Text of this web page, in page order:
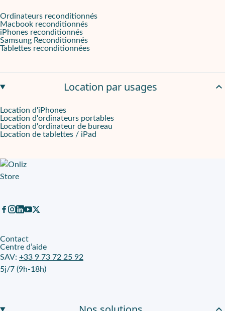
Ordinateurs reconditionnés
Macbook reconditionnés
iPhones reconditionnés
Samsung Reconditionnés
Tablettes reconditionnées
Location par usages
Location d'iPhones
Location d'ordinateurs portables
Location d'ordinateur de bureau
Location de tablettes / iPad
Contact
Centre d’aide
SAV: +33 9 73 72 25 92
5j/7 (9h-18h)